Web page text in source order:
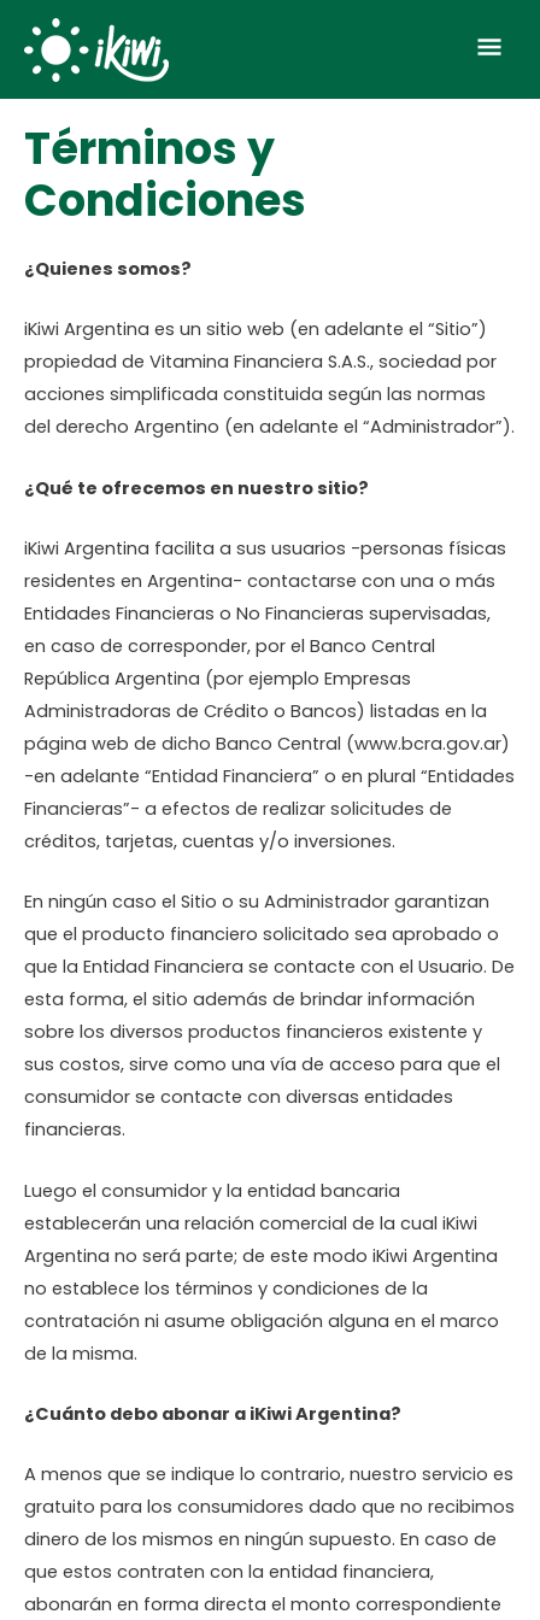
content
Términos y
Condiciones
¿Quienes somos?
iKiwi Argentina es un sitio web (en adelante el “Sitio”)
propiedad de Vitamina Financiera S.A.S., sociedad por
acciones simplificada constituida según las normas
del derecho Argentino (en adelante el “Administrador”).
¿Qué te ofrecemos en nuestro sitio?
iKiwi Argentina facilita a sus usuarios -personas físicas
residentes en Argentina- contactarse con una o más
Entidades Financieras o No Financieras supervisadas,
en caso de corresponder, por el Banco Central
República Argentina (por ejemplo Empresas
Administradoras de Crédito o Bancos) listadas en la
página web de dicho Banco Central (www.bcra.gov.ar)
-en adelante “Entidad Financiera” o en plural “Entidades
Financieras”- a efectos de realizar solicitudes de
créditos, tarjetas, cuentas y/o inversiones.
En ningún caso el Sitio o su Administrador garantizan
que el producto financiero solicitado sea aprobado o
que la Entidad Financiera se contacte con el Usuario. De
esta forma, el sitio además de brindar información
sobre los diversos productos financieros existente y
sus costos, sirve como una vía de acceso para que el
consumidor se contacte con diversas entidades
financieras.
Luego el consumidor y la entidad bancaria
establecerán una relación comercial de la cual iKiwi
Argentina no será parte; de este modo iKiwi Argentina
no establece los términos y condiciones de la
contratación ni asume obligación alguna en el marco
de la misma.
¿Cuánto debo abonar a iKiwi Argentina?
A menos que se indique lo contrario, nuestro servicio es
gratuito para los consumidores dado que no recibimos
dinero de los mismos en ningún supuesto. En caso de
que estos contraten con la entidad financiera,
abonarán en forma directa el monto correspondiente